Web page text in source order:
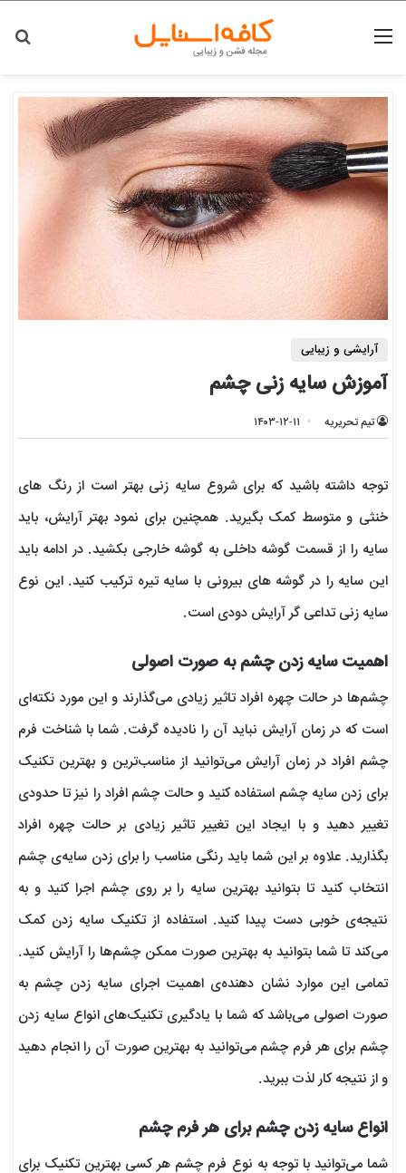
منو
آرایشی و زیبایی
آموزش سایه زنی چشم
تیم تحریریه ۱۴۰۳-۱۲-۱۱
توجه داشته باشید که برای شروع سایه زنی بهتر است از رنگ های
خنثی و متوسط کمک بگیرید. همچنین برای نمود بهتر آرایش، باید
سایه را از قسمت گوشه داخلی به گوشه خارجی بکشید. در ادامه باید
این سایه را در گوشه های بیرونی با سایه تیره ترکیب کنید. این نوع
سایه زنی تداعی گر آرایش دودی است.
اهمیت سایه زدن چشم به صورت اصولی
چشم‌ها در حالت چهره افراد تاثیر زیادی می‌گذارند و این مورد نکته‌ای
است که در زمان آرایش نباید آن‌ را نادیده گرفت. شما با شناخت فرم
چشم افراد در زمان آرایش می‌توانید از مناسب‌ترین و بهترین تکنیک
برای زدن سایه چشم استفاده کنید و حالت چشم افراد را نیز تا حدودی
تغییر دهید و با ایجاد این تغییر تاثیر زیادی بر حالت چهره افراد
بگذارید. علاوه بر این شما باید رنگی مناسب را برای زدن سایه‌ی چشم
انتخاب کنید تا بتوانید بهترین سایه را بر روی چشم اجرا کنید و به
نتیجه‌ی خوبی دست پیدا کنید. استفاده از تکنیک سایه زدن کمک
می‌کند تا شما بتوانید به بهترین صورت ممکن چشم‌ها را آرایش کنید.
تمامی این موارد نشان دهنده‌ی اهمیت اجرای سایه زدن چشم به
صورت اصولی می‌باشد که شما با یادگیری تکنیک‌های انواع سایه زدن
چشم برای هر فرم چشم می‌توانید به بهترین صورت آن را انجام دهید
و از نتیجه کار لذت ببرید.
انواع سایه زدن چشم برای هر فرم چشم
شما می‌توانید با توجه به نوع فرم چشم هر کسی بهترین تکنیک برای